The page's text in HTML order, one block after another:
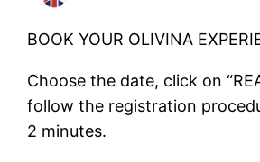
BOOK YOUR OLIVINA
Choose the date, click on
follow the registration
2 minutes.